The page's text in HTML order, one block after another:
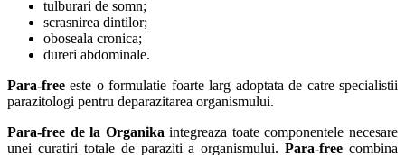
tulburari de somn;
scrasnirea dintilor;
oboseala cronica;
dureri abdominale.
Para-free este o formulatie foarte larg adoptata de catre specialistii
parazitologi pentru deparazitarea organismului.
Para-free de la Organika integreaza toate componentele necesare
unei curatiri totale de paraziti a organismului.Para-free combina